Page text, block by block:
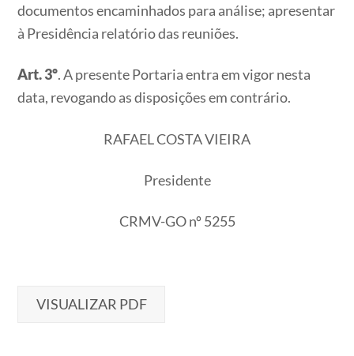
documentos encaminhados para análise; apresentar
à Presidência relatório das reuniões.
Art. 3º. A presente Portaria entra em vigor nesta
data, revogando as disposições em contrário.
RAFAEL COSTA VIEIRA
Presidente
CRMV-GO nº 5255
VISUALIZAR PDF